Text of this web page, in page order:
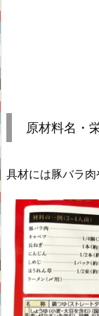
原材料名・
具材には豚バラ肉